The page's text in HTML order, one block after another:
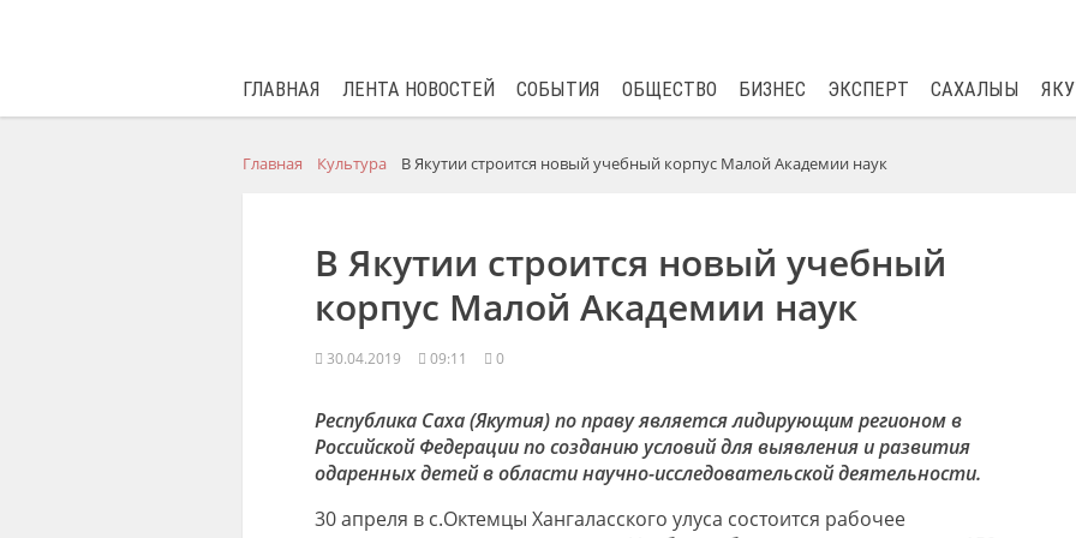
ГЛАВНАЯ ЛЕНТА НОВОСТЕЙ СОБЫТИЯ ОБЩЕСТВО БИЗНЕС ЭКСПЕРТ САХАЛЫЫ
Главная Культура В Якутии строится новый учебный корпус Малой Академии наук
В Якутии строится новый учебный
корпус Малой Академии наук
30.04.2019 09:11 0
Республика Саха (Якутия) по праву является лидирующим регионом в
Российской Федерации по созданию условий для выявления и развития
одаренных детей в области научно-исследовательской деятельности.
30 апреля в с.Октемцы Хангаласского улуса состоится рабочее